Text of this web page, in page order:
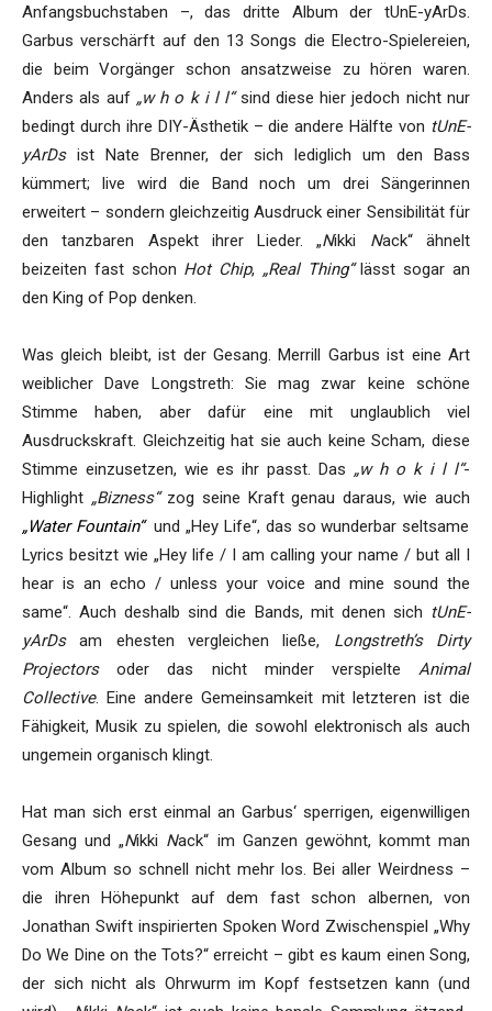
Anfangsbuchstaben –, das dritte Album der tUnE-yArDs.
Garbus verschärft auf den 13 Songs die Electro-Spielereien,
die beim Vorgänger schon ansatzweise zu hören waren.
Anders als auf „w h o k i l l“sind diese hier jedoch nicht nur
bedingt durch ihre DIY-Ästhetik – die andere Hälfte von tUnE-
yArDsist Nate Brenner, der sich lediglich um den Bass
kümmert; live wird die Band noch um drei Sängerinnen
erweitert – sondern gleichzeitig Ausdruck einer Sensibilität für
den tanzbaren Aspekt ihrer Lieder. „Nikki Nack“ ähnelt
beizeiten fast schon Hot Chip, „Real Thing“lässt sogar an
den King of Pop denken.
Was gleich bleibt, ist der Gesang. Merrill Garbus ist eine Art
weiblicher Dave Longstreth: Sie mag zwar keine schöne
Stimme haben, aber dafür eine mit unglaublich viel
Ausdruckskraft. Gleichzeitig hat sie auch keine Scham, diese
Stimme einzusetzen, wie es ihr passt. Das „w h o k i l l“-
Highlight „Bizness“zog seine Kraft genau daraus, wie auch
„Water Fountain“ und „Hey Life“, das so wunderbar seltsame
Lyrics besitzt wie „Hey life / I am calling your name / but all I
hear is an echo / unless your voice and mine sound the
same“. Auch deshalb sind die Bands, mit denen sich tUnE-
yArDsam ehesten vergleichen ließe, Longstreth’s Dirty
Projectorsoder das nicht minder verspielte Animal
Collective. Eine andere Gemeinsamkeit mit letzteren ist die
Fähigkeit, Musik zu spielen, die sowohl elektronisch als auch
ungemein organisch klingt.
Hat man sich erst einmal an Garbus‘ sperrigen, eigenwilligen
Gesang und „Nikki Nack“ im Ganzen gewöhnt, kommt man
vom Album so schnell nicht mehr los. Bei aller Weirdness –
die ihren Höhepunkt auf dem fast schon albernen, von
Jonathan Swift inspirierten Spoken Word Zwischenspiel „Why
Do We Dine on the Tots?“ erreicht – gibt es kaum einen Song,
der sich nicht als Ohrwurm im Kopf festsetzen kann (und